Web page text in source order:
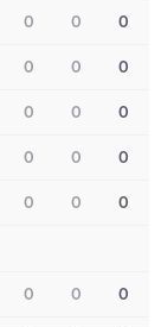
0 0 0
0 0 0
0 0 0
0 0 0
0 0 0
0 0 0